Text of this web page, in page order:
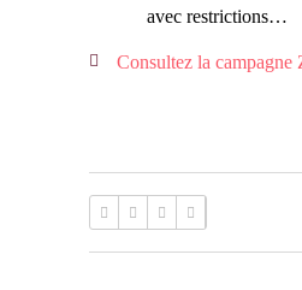
avec restrictions…
Consultez la campagne